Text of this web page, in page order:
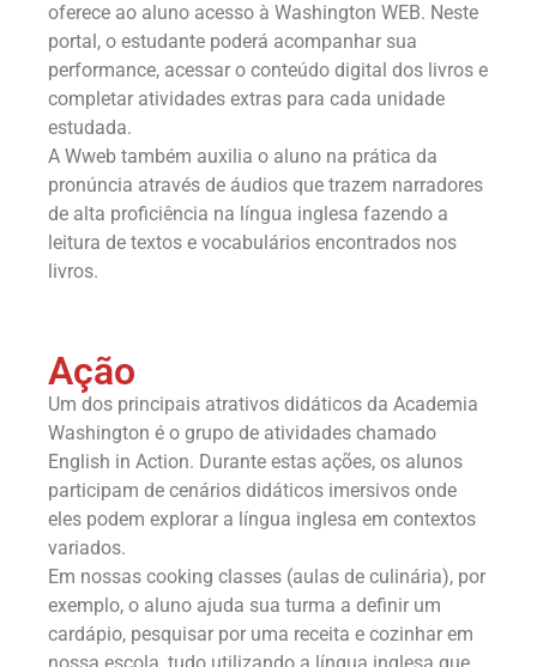
oferece ao aluno acesso à Washington WEB. Neste
portal, o estudante poderá acompanhar sua
performance, acessar o conteúdo digital dos livros e
completar atividades extras para cada unidade
estudada.
A Wweb também auxilia o aluno na prática da
pronúncia através de áudios que trazem narradores
de alta proficiência na língua inglesa fazendo a
leitura de textos e vocabulários encontrados nos
livros.
Ação
Um dos principais atrativos didáticos da Academia
Washington é o grupo de atividades chamado
English in Action. Durante estas ações, os alunos
participam de cenários didáticos imersivos onde
eles podem explorar a língua inglesa em contextos
variados.
Em nossas cooking classes (aulas de culinária), por
exemplo, o aluno ajuda sua turma a definir um
cardápio, pesquisar por uma receita e cozinhar em